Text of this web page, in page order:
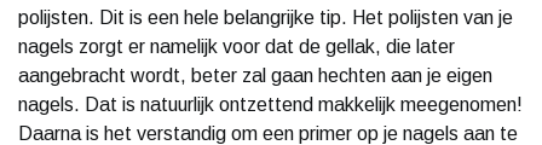
polijsten. Dit is een hele belangrijke tip. Het polijsten van je
nagels zorgt er namelijk voor dat de gellak, die later
aangebracht wordt, beter zal gaan hechten aan je eigen
nagels. Dat is natuurlijk ontzettend makkelijk meegenomen!
Daarna is het verstandig om een primer op je nagels aan te